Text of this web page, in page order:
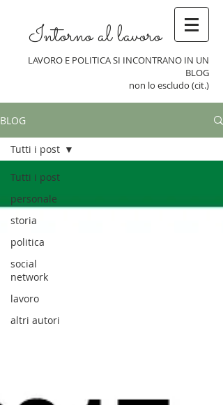
Intorno al lavoro
LAVORO E POLITICA SI INCONTRANO IN UN
BLOG
non lo escludo (cit.)
BLOG
Tutti i post
personale
storia
politica
social
network
lavoro
altri autori
Tutti i post